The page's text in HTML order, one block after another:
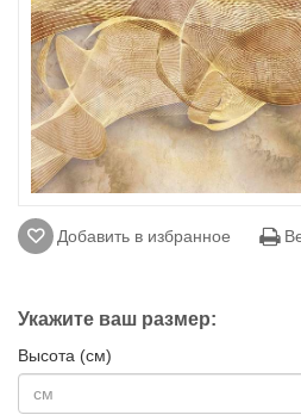
Добавить в избранное
Укажите ваш размер:
Высота (см)